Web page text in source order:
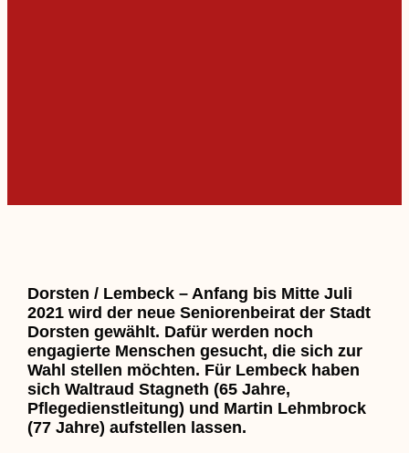
Dorsten / Lembeck – Anfang bis Mitte Juli
2021 wird der neue Seniorenbeirat der Stadt
Dorsten gewählt. Dafür werden noch
engagierte Menschen gesucht, die sich zur
Wahl stellen möchten. Für Lembeck haben
sich Waltraud Stagneth (65 Jahre,
Pflegedienstleitung) und Martin Lehmbrock
(77 Jahre) aufstellen lassen.